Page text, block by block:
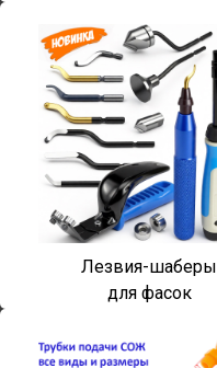
Лезвия-шаберы
для фасок